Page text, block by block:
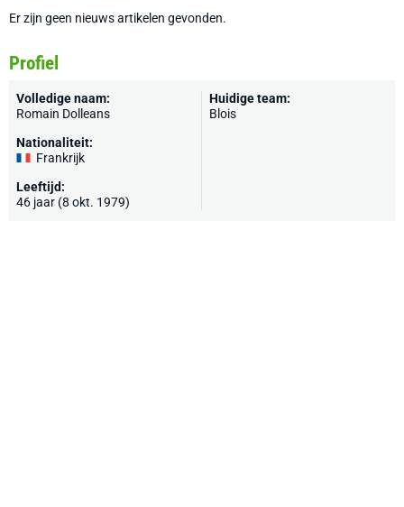
Er zijn geen nieuws artikelen gevonden.
Profiel
Volledige naam:
Romain Dolleans
Nationaliteit:
Frankrijk
Leeftijd:
46 jaar (8 okt. 1979)
Huidige team:
Blois